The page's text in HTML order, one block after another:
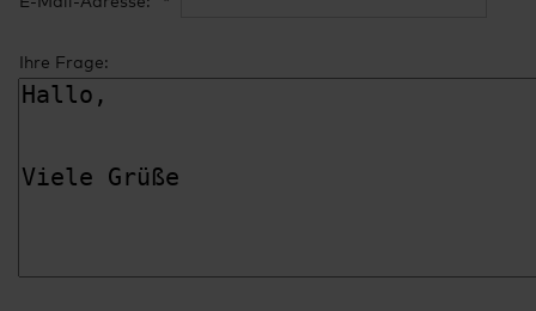
Ihre Frage: